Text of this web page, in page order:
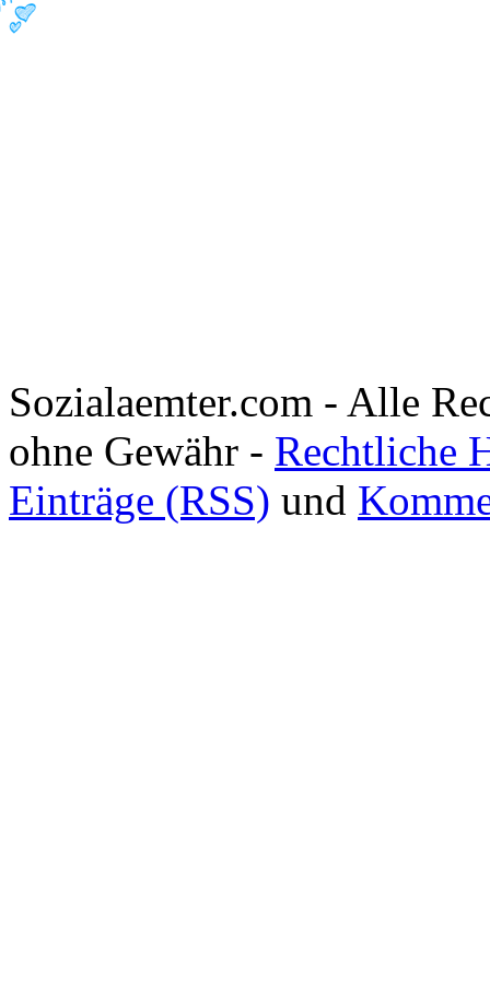
Sozialaemter.com - Alle
ohne Gewähr - Rechtliche
Einträge (RSS) und